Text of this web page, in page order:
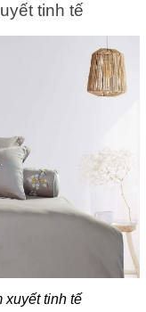
tinh tế
xuyết tinh tế